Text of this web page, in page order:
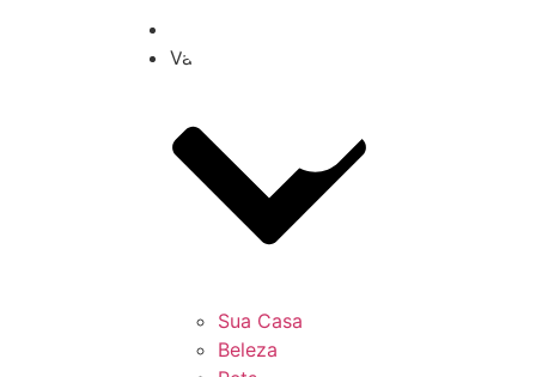
Variedades
Sua Casa
Beleza